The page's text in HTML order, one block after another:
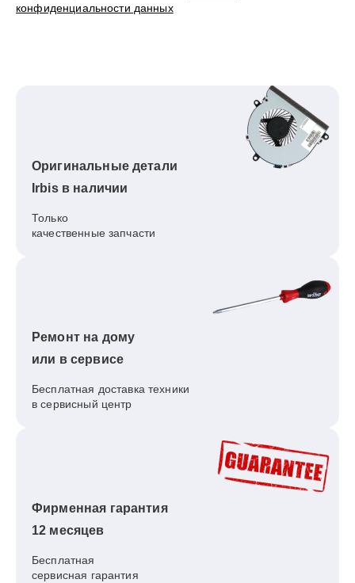
конфиденциальности данных
Оригинальные детали
Irbis в наличии
Только
качественные запчасти
Ремонт на дому
или в сервисе
Бесплатная доставка техники
в сервисный центр
Фирменная гарантия
12 месяцев
Бесплатная
сервисная гарантия